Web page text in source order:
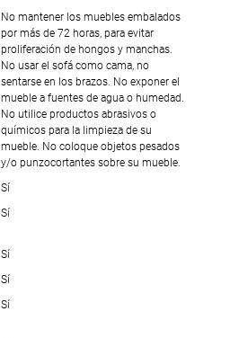
No mantener los muebles embalados
por más de 72 horas, para evitar
proliferación de hongos y manchas.
No usar el sofá como cama, no
sentarse en los brazos. No exponer el
mueble a fuentes de agua o humedad.
No utilice productos abrasivos o
químicos para la limpieza de su
mueble. No coloque objetos pesados
y/o punzocortantes sobre su mueble.
Sí
Sí
Sí
Sí
Sí